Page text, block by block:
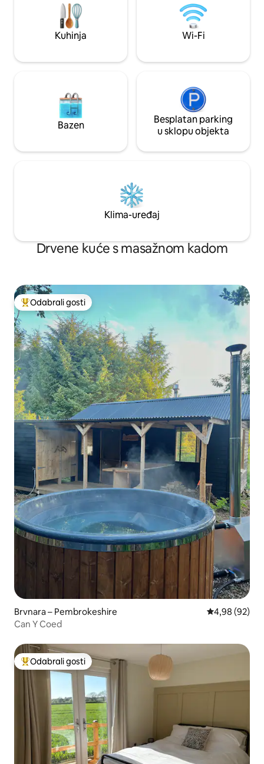
možemo napola prekriti masažnu kadu
kada je to potrebno, u kišnim večerima ili
vrućim sunčanim danima.
Kvalitetan i udoban
jedinstvenom
upoznate,
vratiti!
Kuhinja Wi-Fi
Bazen
Besplatan parking
u sklopu objekta
Klima-uređaj
Drvene kuće s masažnom kadom
Među najviše rangiranima s oznakom „Odabrali gosti”
Odabrali gosti
Brvnara – Pembrokeshire Prosječna
4,98 (92)
Can Y Coed
Među najviše rangiranima s oznakom „Odabrali gosti”
Odabrali gosti